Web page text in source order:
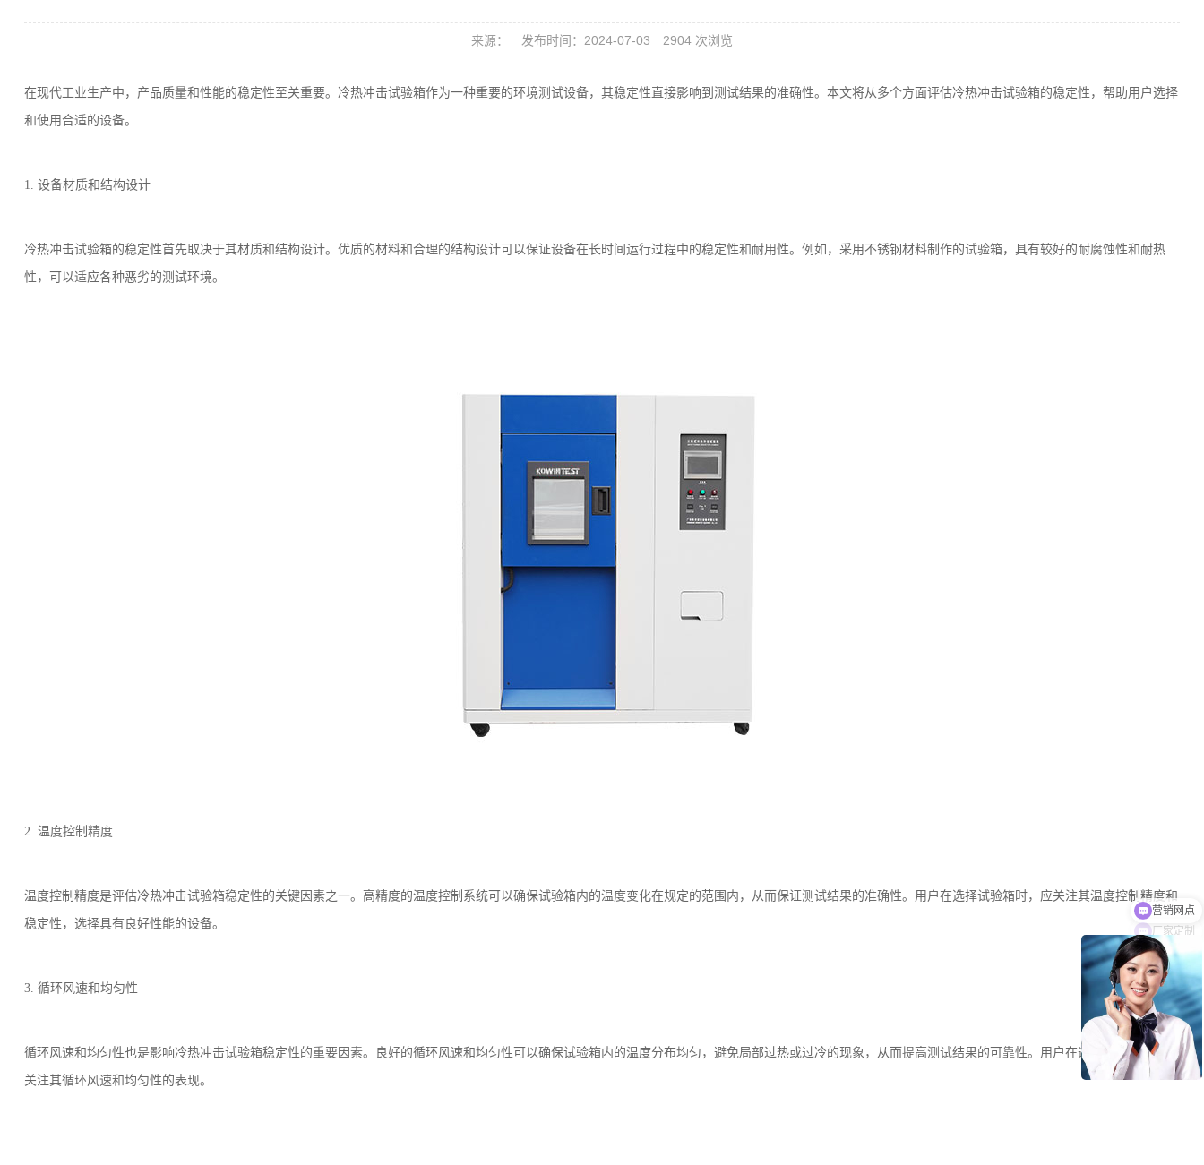
来源： 发布时间：2024-07-03 2904 次浏览
在现代工业生产中，产品质量和性能的稳定性至关重要。 冷热冲击试验箱作为一种重要的环境测试设备，其稳定性直接影响到测试结果的准确性。本文将从多个方面评估冷热冲击试验箱的稳定性，帮助用户选择
和使用合适的设备。
1. 设备材质和结构设计
冷热冲击试验箱的稳定性首先取决于其材质和结构设计。优质的材料和合理的结构设计可以保证设备在长时间运行过程中的稳定性和耐用性。例如，采用不锈钢材料制作的试验箱，具有较好的耐腐蚀性和耐热
性，可以适应各种恶劣的测试环境。
2. 温度控制精度
温度控制精度是评估冷热冲击试验箱稳定性的关键因素之一。高精度的温度控制系统可以确保试验箱内的温度变化在规定的范围内，从而保证测试结果的准确性。用户在选择试验箱时，应关注其温度控制精度和
稳定性，选择具有良好性能的设备。
3. 循环风速和均匀性
循环风速和均匀性也是影响冷热冲击试验箱稳定性的重要因素。良好的循环风速和均匀性可以确保试验箱内的温度分布均匀，避免局部过热或过冷的现象，从而提高测试结果的可靠性。用户在选择试验箱时，应
关注其循环风速和均匀性的表现。
厂家定制